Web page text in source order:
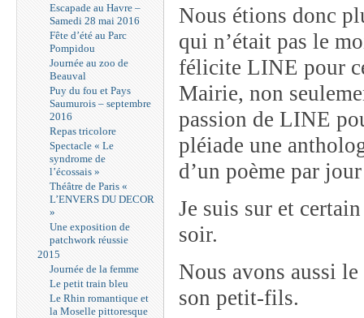
Escapade au Havre –
Samedi 28 mai 2016
Fête d’été au Parc
Pompidou
Journée au zoo de
Beauval
Puy du fou et Pays
Saumurois – septembre
2016
Repas tricolore
Spectacle « Le
syndrome de
l’écossais »
Théâtre de Paris «
L’ENVERS DU DECOR
»
Une exposition de
patchwork réussie
2015
Journée de la femme
Le petit train bleu
Le Rhin romantique et
la Moselle pittoresque
Nous étions donc
qui n’était pas le
félicite LINE pour
Mairie, non
passion de LINE
pléiade une
d’un poème par
Je suis sur et
soir.
Nous avons aussi
son petit-fils.